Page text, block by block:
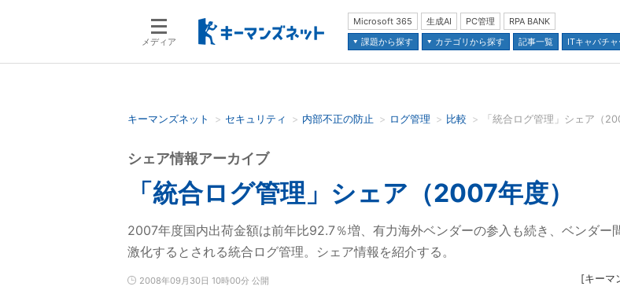
メディア
Microsoft 365 生成AI PC管理
RPA BANK
課題から探す
カテゴリから探す 記事一覧 ITキャパチャ
検索語を入力してください
キーマンズネット セキュリティ 内部不正の防止 ログ管理 比較 「統合ログ管理」シェア（
「統合ログ管理」シェア（2007年度）
シェア情報アーカイブ
2007年度国内出荷金額は前年比92.7％増、有力海外ベンダーの参入も続き、ベンダー
激化するとされる統合ログ管理。シェア情報を紹介する。
2008年09月30日 10時00分 公開 [キーマ